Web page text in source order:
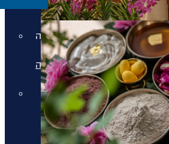
מלונות יוקרה ברודוס
מלונות יוקרה בריביירה של אתונה
מלונות יוקרה בריביירה של אתונה
מלונות יוקרה ביוון היבשתית
מלונות יוקרה ביוון היבשתית